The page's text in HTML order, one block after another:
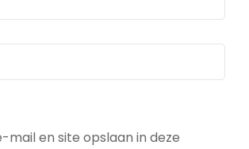
mail en site opslaan in deze